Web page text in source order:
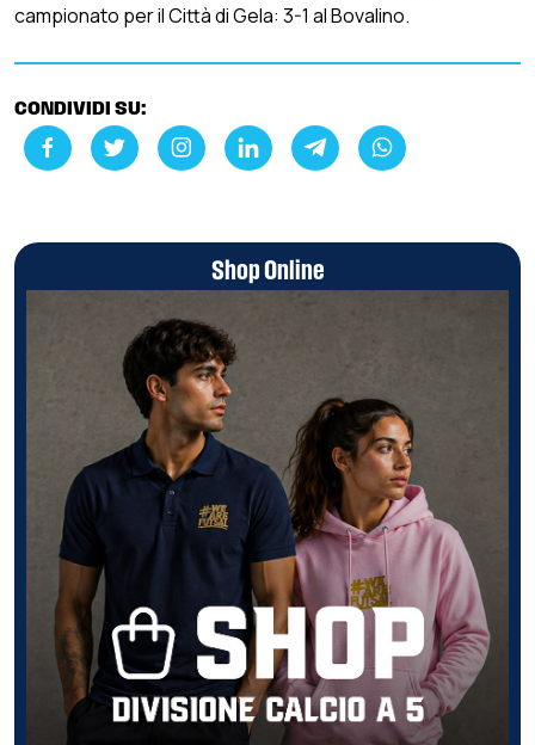
campionato per il Città di Gela: 3-1 al Bovalino.
CONDIVIDI SU:
Shop Online